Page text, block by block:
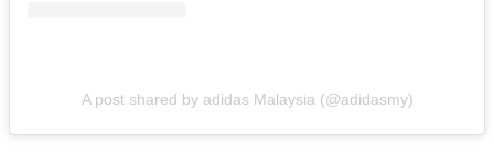
A post shared by adidas Malaysia (@adidasmy)